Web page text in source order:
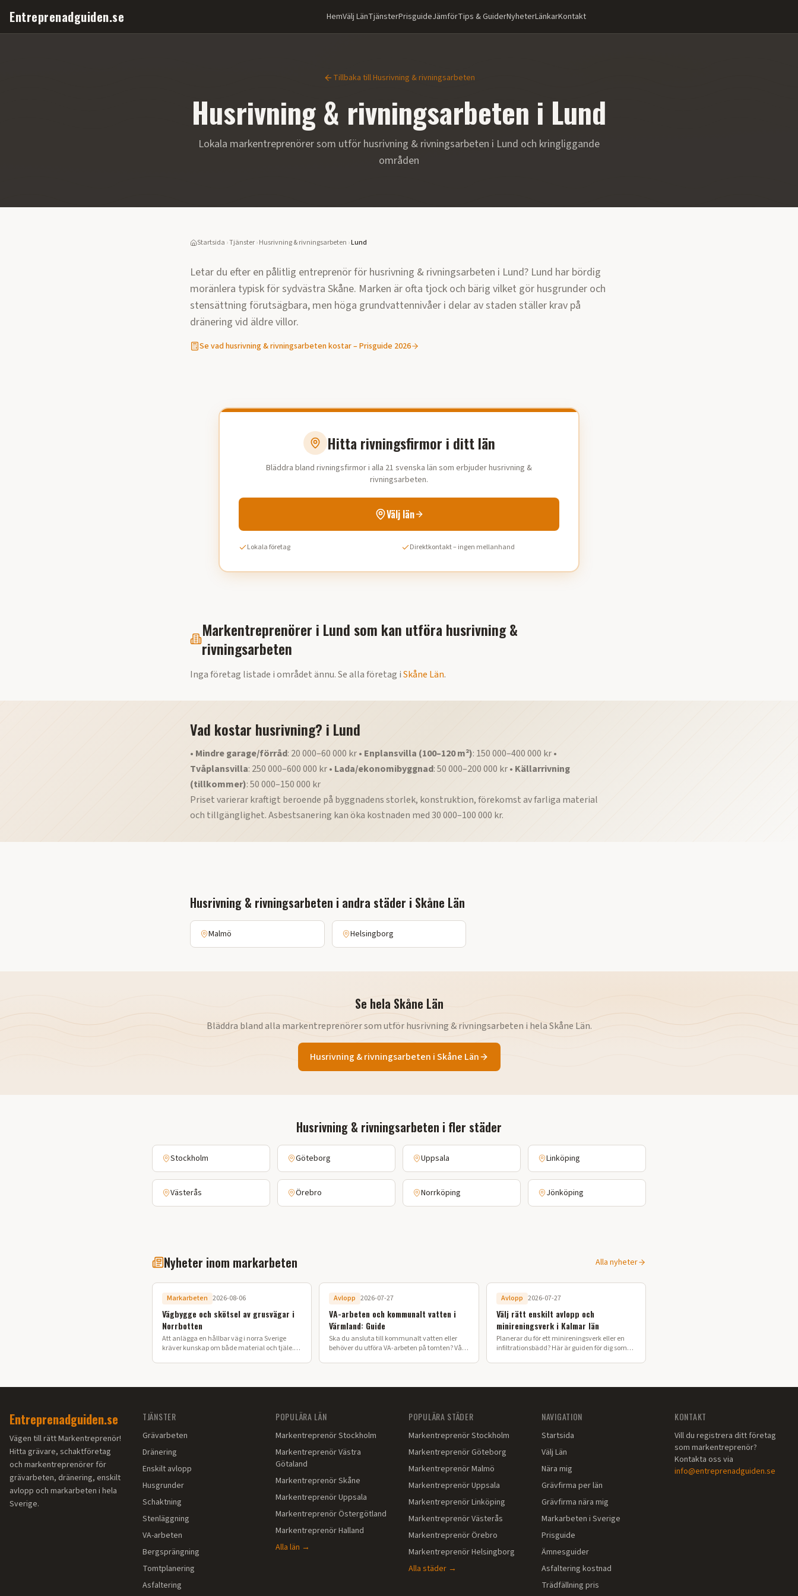
Entreprenadguiden.se HemVälj LänTjänsterPrisguideJämförTips & GuiderNyheterLänkarKontakt
Tillbaka tillHusrivning & rivningsarbeten
Husrivning & rivningsarbeten i Lund
Lokala markentreprenörer som utför husrivning & rivningsarbeten i Lund och kringliggande
områden
Startsida ›Tjänster›Husrivning & rivningsarbeten ›Lund
Letar du efter en pålitlig entreprenör för husrivning & rivningsarbeten i Lund? Lund har bördig
moränlera typisk för sydvästra Skåne. Marken är ofta tjock och bärig vilket gör husgrunder och
stensättning förutsägbara, men höga grundvattennivåer i delar av staden ställer krav på
dränering vid äldre villor.
Se vadhusrivning & rivningsarbetenkostar – Prisguide 2026
Hitta rivningsfirmor i ditt län
Bläddra bland rivningsfirmor i alla 21 svenska län som erbjuder husrivning &
rivningsarbeten.
Välj län
Lokala företag Direktkontakt – ingen mellanhand
Markentreprenörer i Lundsom kan utföra husrivning &
rivningsarbeten
Inga företag listade i området ännu. Se alla företag iSkåne Län.
Vad kostar husrivning? i Lund
• Mindre garage/förråd: 20 000–60 000 kr • Enplansvilla (100–120 m²): 150 000–400 000 kr •
Tvåplansvilla: 250 000–600 000 kr • Lada/ekonomibyggnad: 50 000–200 000 kr • Källarrivning
(tillkommer): 50 000–150 000 kr
Priset varierar kraftigt beroende på byggnadens storlek, konstruktion, förekomst av farliga material
och tillgänglighet. Asbestsanering kan öka kostnaden med 30 000–100 000 kr.
Husrivning & rivningsarbeten i andra städer i Skåne Län
Malmö Helsingborg
Se hela Skåne Län
Bläddra bland alla markentreprenörer som utförhusrivning & rivningsarbeten i helaSkåne Län.
Husrivning & rivningsarbeten iSkåne Län
Husrivning & rivningsarbeten i fler städer
Stockholm Göteborg Uppsala Linköping
Västerås Örebro Norrköping Jönköping
Nyheter inom markarbeten Alla nyheter
Markarbeten 2026-08-06
Vägbygge och skötsel av grusvägar i
Norrbotten
Att anlägga en hållbar väg i norra Sverige
kräver kunskap om både material och tjäle.
Avlopp 2026-07-27
VA-arbeten och kommunalt vatten i
Värmland: Guide
Ska du ansluta till kommunalt vatten eller
behöver du utföra VA-arbeten på tomten? Vår
Avlopp 2026-07-27
Välj rätt enskilt avlopp och
minireningsverk i Kalmar län
Planerar du för ett minireningsverk eller en
infiltrationsbädd? Här är guiden för dig som
Entreprenadguiden.se
Vägen till rätt Markentreprenör!
Hitta grävare, schaktföretag
och markentreprenörer för
grävarbeten, dränering, enskilt
avlopp och markarbeten i hela
Sverige.
TJÄNSTER
Grävarbeten
Dränering
Enskilt avlopp
Husgrunder
Schaktning
Stenläggning
VA-arbeten
Bergsprängning
Tomtplanering
Asfaltering
POPULÄRA LÄN
MarkentreprenörStockholm
MarkentreprenörVästra
Götaland
MarkentreprenörSkåne
MarkentreprenörUppsala
MarkentreprenörÖstergötland
MarkentreprenörHalland
Alla län →
POPULÄRA STÄDER
MarkentreprenörStockholm
MarkentreprenörGöteborg
MarkentreprenörMalmö
MarkentreprenörUppsala
MarkentreprenörLinköping
MarkentreprenörVästerås
MarkentreprenörÖrebro
MarkentreprenörHelsingborg
Alla städer →
NAVIGATION
Startsida
Välj Län
Nära mig
Grävfirma per län
Grävfirma nära mig
Markarbeten i Sverige
Prisguide
Ämnesguider
Asfaltering kostnad
Trädfällning pris
KONTAKT
Vill du registrera ditt företag
som markentreprenör?
Kontakta oss via
info@entreprenadguiden.se